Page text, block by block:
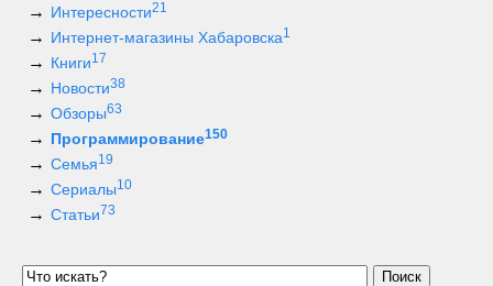
Интересности21
Интернет-магазины Хабаровска1
Книги17
Новости38
Обзоры63
Программирование150
Семья19
Сериалы10
Статьи 73
Поиск